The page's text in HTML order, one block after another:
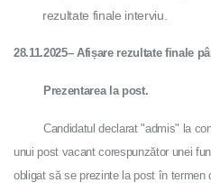
rezultate finale interviu.
28.11.2025– Afișare rezultate finale
Prezentarea la post.
Candidatul declarat "admis" la
unui post vacant corespunzător unei
obligat să se prezinte la post în termen